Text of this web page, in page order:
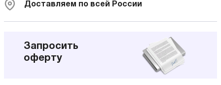
Доставляем по всей России
Запросить
оферту